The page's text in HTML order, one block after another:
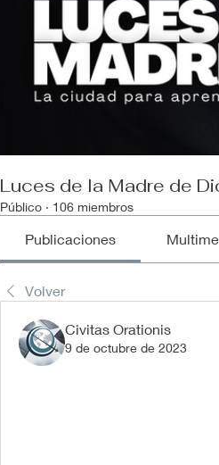
Luces de la Madre de
Público · 106 miembros
Publicaciones
Volver
Civitas Orationis
9 de octubre de 2023